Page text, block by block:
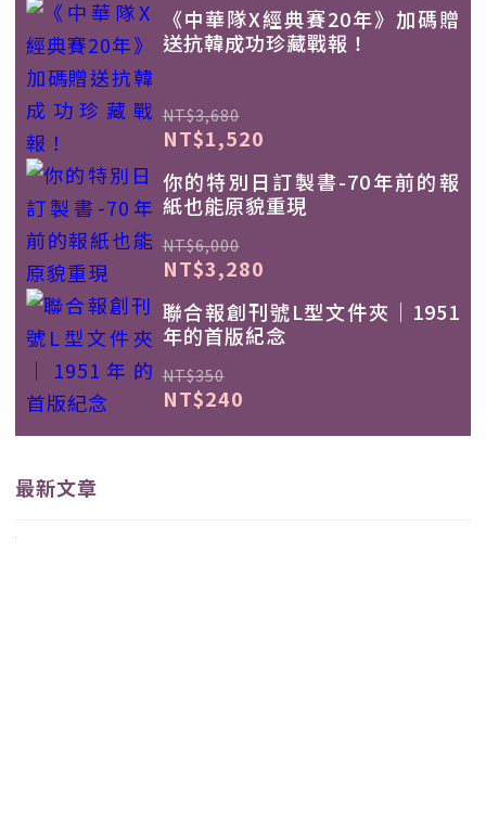
《中華隊X經典賽20年》加碼贈
送抗韓成功珍藏戰報！
NT$3,680
NT$1,520
你的特別日訂製書-70年前的報
紙也能原貌重現
NT$6,000
NT$3,280
聯合報創刊號L型文件夾｜1951
年的首版紀念
NT$350
NT$240
最新文章